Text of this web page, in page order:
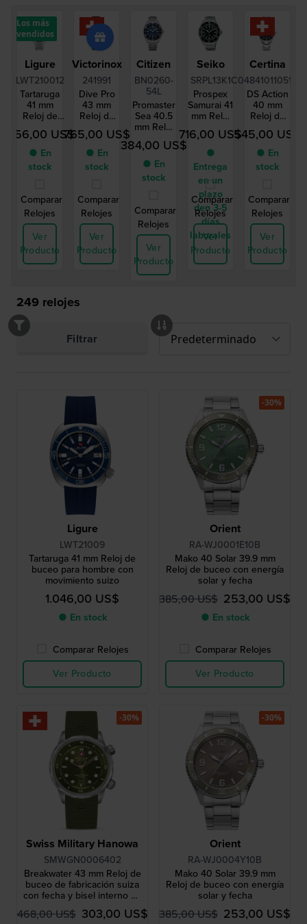
Ligure
LWT210012
Tartaruga
41 mm
Reloj de
buceo para
hombre
con
movimiento
suizo
1.156,00 US$
● En
stock
Comparar
Relojes
Ver
Producto
Los más
vendidos
Victorinox
241991
Dive Pro
43 mm
Reloj de
buceo de
cuarzo de
fabricación
suiza para
hombre
765,00 US$
● En
stock
Comparar
Relojes
Ver
Producto
Citizen
BN0260-
54L
Promaster
Sea 40.5
mm Reloj
de buceo
de cuarzo
20 atm en
acero
inoxidable
energía
solar
384,00 US$
● En
stock
Comparar
Relojes
Ver
Producto
Seiko
SRPL13K1
Prospex
Samurai 41
mm Reloj
de buceo
automático
de acero
inoxidable
716,00 US$
●
Entrega
en un
plazo
den 3-5
días
laborales
Comparar
Relojes
Ver
Producto
Certina
C0484101105100
DS Action
40 mm
Reloj de
buceo de
cuarzo de
acero
inoxidable
suizo con
545,00 US$
● En
stock
Comparar
Relojes
Ver
Producto
249 relojes
Filtrar
Ligure
LWT21009
Tartaruga 41 mm Reloj de
buceo para hombre con
movimiento suizo
1.046,00 US$
● En stock
Comparar Relojes
Ver Producto
Orient
RA-WJ0001E10B
Mako 40 Solar 39.9 mm
Reloj de buceo con energía
solar y fecha
385,00 US$ 253,00 US$
● En stock
Comparar Relojes
Ver Producto
-30%
Swiss Military Hanowa
SMWGN0006402
Breakwater 43 mm Reloj de
buceo de fabricación suiza
con fecha y bisel interno de
buceo
468,00 US$ 303,00 US$
-30%
Orient
RA-WJ0004Y10B
Mako 40 Solar 39.9 mm
Reloj de buceo con energía
solar y fecha
385,00 US$ 253,00 US$
-30%